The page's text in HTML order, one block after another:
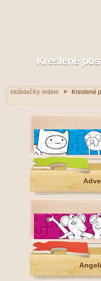
Kreslené
skládačky online Kreslené